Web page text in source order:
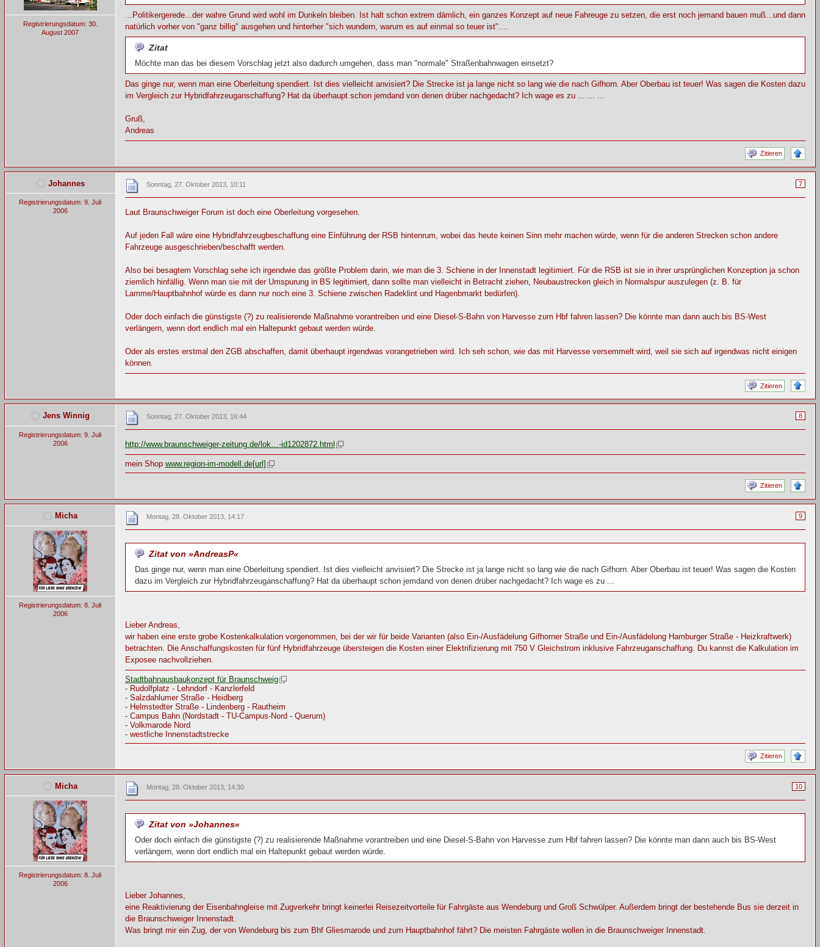
Registrierungsdatum: 30.
August 2007
...Politikergerede...der wahre Grund wird wohl im Dunkeln bleiben. Ist halt schon extrem dämlich, ein ganzes Konzept auf neue Fahreuge zu setzen, die erst noch jemand bauen muß...und dann
natürlich vorher von "ganz billig" ausgehen und hinterher "sich wundern, warum es auf einmal so teuer ist"....
Zitat
Möchte man das bei diesem Vorschlag jetzt also dadurch umgehen, dass man "normale" Straßenbahnwagen einsetzt?
Das ginge nur, wenn man eine Oberleitung spendiert. Ist dies vielleicht anvisiert? Die Strecke ist ja lange nicht so lang wie die nach Gifhorn. Aber Oberbau ist teuer! Was sagen die Kosten dazu
im Vergleich zur Hybridfahrzeuganschaffung? Hat da überhaupt schon jemdand von denen drüber nachgedacht? Ich wage es zu ... ... ...
Gruß,
Andreas
Zitieren
Johannes
Registrierungsdatum: 9. Juli
2006
7
Sonntag, 27. Oktober 2013, 10:11
Laut Braunschweiger Forum ist doch eine Oberleitung vorgesehen.
Auf jeden Fall wäre eine Hybridfahrzeugbeschaffung eine Einführung der RSB hintenrum, wobei das heute keinen Sinn mehr machen würde, wenn für die anderen Strecken schon andere
Fahrzeuge ausgeschrieben/beschafft werden.
Also bei besagtem Vorschlag sehe ich irgendwie das größte Problem darin, wie man die 3. Schiene in der Innenstadt legitimiert. Für die RSB ist sie in ihrer ursprünglichen Konzeption ja schon
ziemlich hinfällig. Wenn man sie mit der Umspurung in BS legitimiert, dann sollte man vielleicht in Betracht ziehen, Neubaustrecken gleich in Normalspur auszulegen (z. B. für
Lamme/Hauptbahnhof würde es dann nur noch eine 3. Schiene zwischen Radeklint und Hagenbmarkt bedürfen).
Oder doch einfach die günstigste (?) zu realisierende Maßnahme vorantreiben und eine Diesel-S-Bahn von Harvesse zum Hbf fahren lassen? Die könnte man dann auch bis BS-West
verlängern, wenn dort endlich mal ein Haltepunkt gebaut werden würde.
Oder als erstes erstmal den ZGB abschaffen, damit überhaupt irgendwas vorangetrieben wird. Ich seh schon, wie das mit Harvesse versemmelt wird, weil sie sich auf irgendwas nicht einigen
können.
Zitieren
Jens Winnig
Registrierungsdatum: 9. Juli
2006
8
Sonntag, 27. Oktober 2013, 16:44
http://www.braunschweiger-zeitung.de/lok…-id1202872.html
mein Shop www.region-im-modell.de[url]
Zitieren
Micha
Registrierungsdatum: 8. Juli
2006
9
Montag, 28. Oktober 2013, 14:17
Zitat von »AndreasP«
Das ginge nur, wenn man eine Oberleitung spendiert. Ist dies vielleicht anvisiert? Die Strecke ist ja lange nicht so lang wie die nach Gifhorn. Aber Oberbau ist teuer! Was sagen die Kosten
dazu im Vergleich zur Hybridfahrzeuganschaffung? Hat da überhaupt schon jemdand von denen drüber nachgedacht? Ich wage es zu ...
Lieber Andreas,
wir haben eine erste grobe Kostenkalkulation vorgenommen, bei der wir für beide Varianten (also Ein-/Ausfädelung Gifhorner Straße und Ein-/Ausfädelung Hamburger Straße - Heizkraftwerk)
betrachten. Die Anschaffungskosten für fünf Hybridfahrzeuge übersteigen die Kosten einer Elektrifizierung mit 750 V Gleichstrom inklusive Fahrzeuganschaffung. Du kannst die Kalkulation im
Exposee nachvollziehen.
Stadtbahnausbaukonzept für Braunschweig
- Rudolfplatz - Lehndorf - Kanzlerfeld
- Salzdahlumer Straße - Heidberg
- Helmstedter Straße - Lindenberg - Rautheim
- Campus Bahn (Nordstadt - TU-Campus-Nord - Querum)
- Volkmarode Nord
- westliche Innenstadtstrecke
Zitieren
Micha
Registrierungsdatum: 8. Juli
2006
10
Montag, 28. Oktober 2013, 14:30
Zitat von »Johannes«
Oder doch einfach die günstigste (?) zu realisierende Maßnahme vorantreiben und eine Diesel-S-Bahn von Harvesse zum Hbf fahren lassen? Die könnte man dann auch bis BS-West
verlängern, wenn dort endlich mal ein Haltepunkt gebaut werden würde.
Lieber Johannes,
eine Reaktivierung der Eisenbahngleise mit Zugverkehr bringt keinerlei Reisezeitvorteile für Fahrgäste aus Wendeburg und Groß Schwülper. Außerdem bringt der bestehende Bus sie derzeit in
die Braunschweiger Innenstadt.
Was bringt mir ein Zug, der von Wendeburg bis zum Bhf Gliesmarode und zum Hauptbahnhof fährt? Die meisten Fahrgäste wollen in die Braunschweiger Innenstadt.